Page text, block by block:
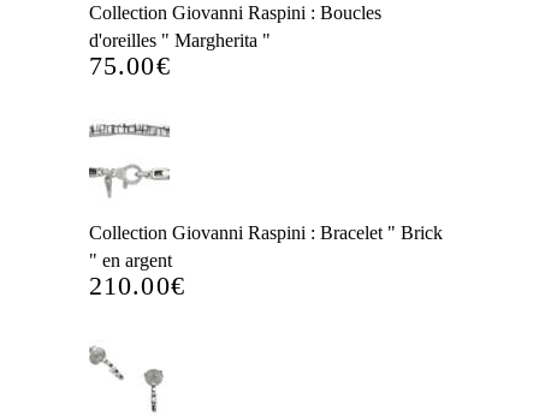
Collection Giovanni Raspini : Boucles
d'oreilles " Margherita "
75.00€
Collection Giovanni Raspini : Bracelet " Brick
" en argent
210.00€